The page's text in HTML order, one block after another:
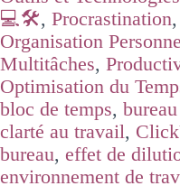
💻🛠️, Procrastination,
Organisation
Multitâches,
Optimisation du
bloc de temps,
clarté au travail,
bureau, effet de
environnement de